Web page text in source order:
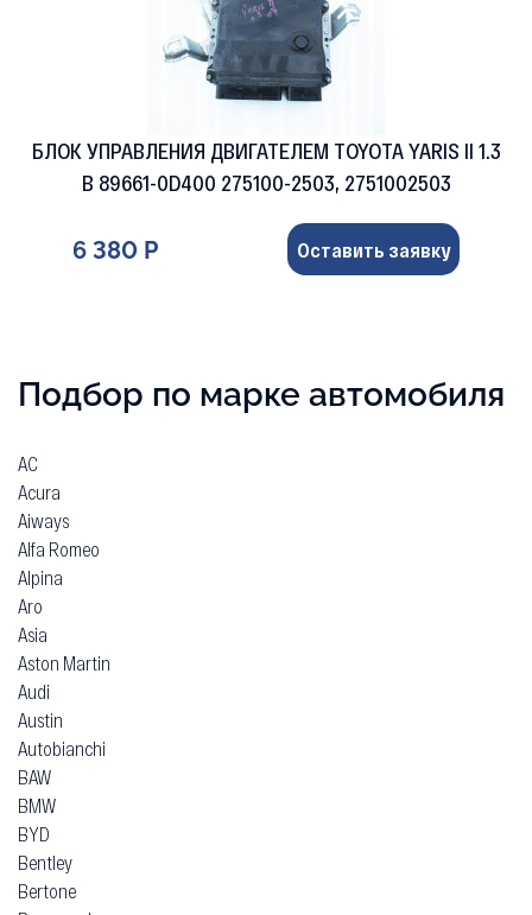
БЛОК УПРАВЛЕНИЯ ДВИГАТЕЛЕМ TOYOTA YARIS II 1.3
B 89661-0D400 275100-2503, 2751002503
6 380 Р Оставить заявку
Подбор по марке автомобиля
AC
Acura
Aiways
Alfa Romeo
Alpina
Aro
Asia
Aston Martin
Audi
Austin
Autobianchi
BAW
BMW
BYD
Bentley
Bertone